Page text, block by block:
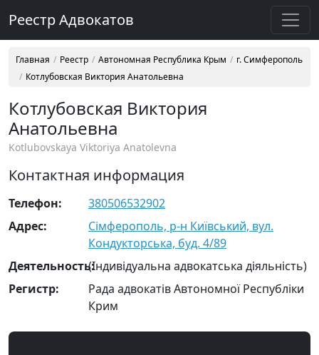
Реестр Адвокатов
Главная Реестр Автономная Республика Крым
г. Симферополь
Котлубовская Виктория Анатольевна
Котлубовская Виктория
Анатольевна
Kotlubovskaya Viktoriya Anatolevna
Контактная информация
Телефон:
380506532902
Адрес:
Сімферополь, р-н Київський, вул.
Кондукторська, буд. 4/89
Деятельность:(Індивідуальна адвокатська діяльність)
Регистр:
Рада адвокатів Автономної Республіки
Крим